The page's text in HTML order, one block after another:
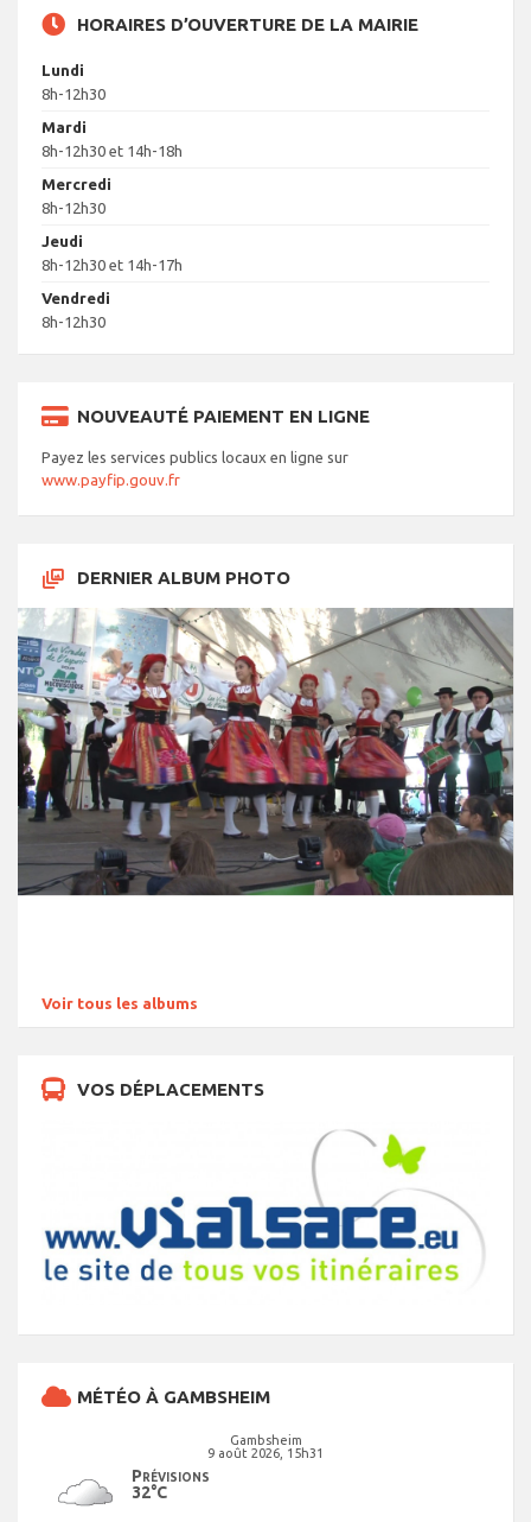
HORAIRES D’OUVERTURE DE LA MAIRIE
Lundi
8h-12h30
Mardi
8h-12h30 et 14h-18h
Mercredi
8h-12h30
Jeudi
8h-12h30 et 14h-17h
Vendredi
8h-12h30
NOUVEAUTÉ PAIEMENT EN LIGNE
Payez les services publics locaux en ligne sur
www.payfip.gouv.fr
DERNIER ALBUM PHOTO
Voir tous les albums
VOS DÉPLACEMENTS
MÉTÉO À GAMBSHEIM
Gambsheim
9 août 2026, 15h31
Prévisions
32°C